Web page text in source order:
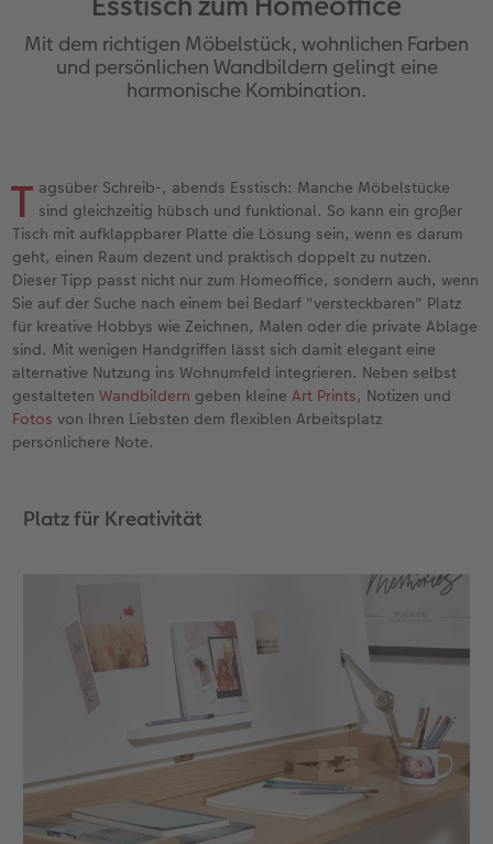
Jahrbuch gestalten
CEWE FOTOBUCH Kids
Designvorlagen
Foto-Kochbuch
Kundenbeispiele
Webinare
CEWE myPhotos
Neuheiten
Nature Prints
Bilderboxen
Fotosets
Sofortfotos
Fotos digitalisieren
CEWE myPhotos
Neuheiten
Photo Streetmap Poster
Acrylglas
Hartschaum
Gallery Print
hexxas
Willkommensschild
Wandgestaltung
Extras
Dankeskarten Kommunion
Dankeskarten
Papierqualitäten
Klappkarten
Fotokarten
Postkarten
Karte mit Einsteckfoto
Neuheiten
Textilien
Schule & Büro
Handyhüllen
Faber-Castell
Haustierwelt
Geschenkideen
Kundenbeispiele
Papierqualitäten
Wandkalender mit Design
Neuheiten
Extras
CEWE myPhotos
Max Case
Smartflip
CEWE myPhotos
Neuheiten
nachhaltiger Schenken
Danke sagen
Inspiration
Kundenbeispiele
Foto- & Bastelkalender
Mit dem richtigen Möbelstück, wohnlichen Farben
und persönlichen Wandbildern gelingt eine
harmonische Kombination.
T agsüber Schreib-, abends Esstisch: Manche Möbelstücke
sind gleichzeitig hübsch und funktional. So kann ein großer
Tisch mit aufklappbarer Platte die Lösung sein, wenn es darum
geht, einen Raum dezent und praktisch doppelt zu nutzen.
Dieser Tipp passt nicht nur zum Homeoffice, sondern auch, wenn
Sie auf der Suche nach einem bei Bedarf "versteckbaren" Platz
für kreative Hobbys wie Zeichnen, Malen oder die private Ablage
sind. Mit wenigen Handgriffen lässt sich damit elegant eine
alternative Nutzung ins Wohnumfeld integrieren. Neben selbst
gestaltetenWandbildern geben kleineArt Prints, Notizen und
Fotos von Ihren Liebsten dem flexiblen Arbeitsplatz
persönlichere Note.
Platz für Kreativität